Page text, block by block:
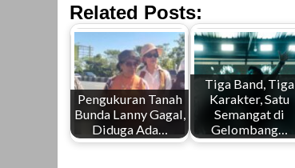
Related Posts:
Pengukuran Tanah
Bunda Lanny Gagal,
Diduga Ada…
Tiga Band, Tiga
Karakter, Satu
Semangat di
Gelombang…